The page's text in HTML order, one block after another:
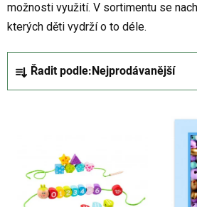
možnosti využití. V sortimentu se
kterých děti vydrží o to déle.
Řadit podle: Nejprodávanější